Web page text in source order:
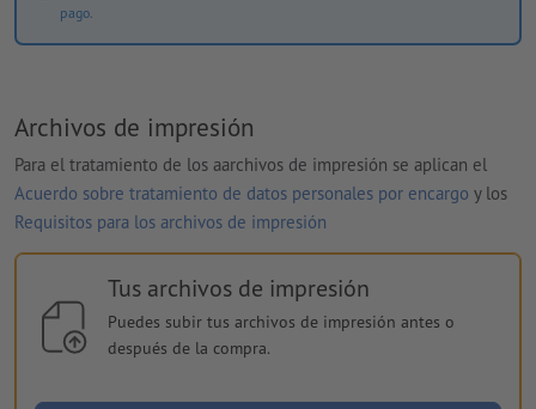
pago.
Archivos de impresión
Para el tratamiento de los aarchivos de impresión se aplican el
Acuerdo sobre tratamiento de datos personales por encargo y los
Requisitos para los archivos de impresión
Tus archivos de impresión
Puedes subir tus archivos de impresión antes o
después de la compra.